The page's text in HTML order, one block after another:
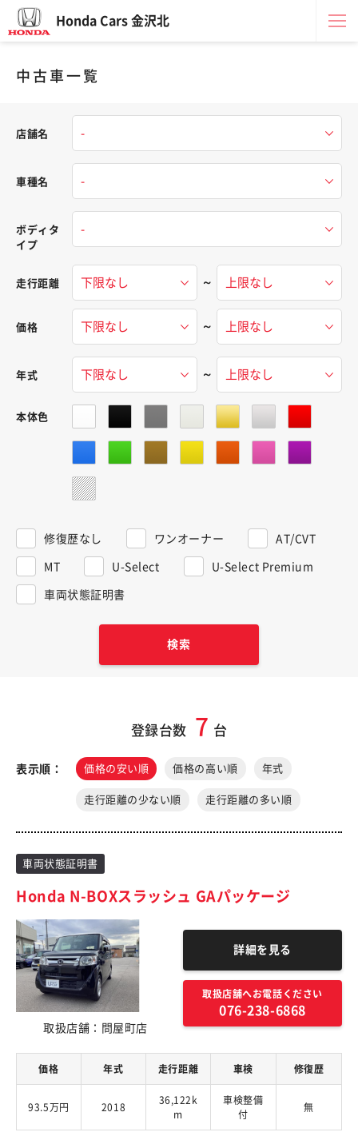
Honda Cars 金沢北
中古車一覧
店舗名
車種名
ボディタ
イプ
走行距離 ～
価格 ～
年式 ～
本体色
修復歴なし ワンオーナー AT/CVT
MT U-Select U-Select Premium
車両状態証明書
検索
登録台数 7 台
表示順： 価格の安い順 価格の高い順 年式
走行距離の少ない順 走行距離の多い順
車両状態証明書
Honda N-BOXスラッシュ GAパッケージ
取扱店舗：問屋町店
詳細を見る
取扱店舗へお電話ください
076-238-6868
価格 年式 走行距離 車検 修復歴
93.5万円 2018
36,122k
m
車検整備
付
無